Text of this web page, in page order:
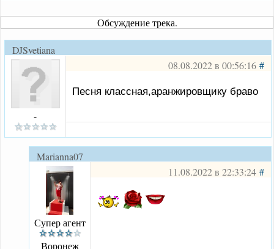
Обсуждение трека.
DJSvetiana
08.08.2022 в 00:56:16#
-
Песня классная,аранжировщику браво
Marianna07
11.08.2022 в 22:33:24#
Супер агент
Воронеж